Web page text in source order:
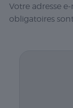
Votre adresse
obligatoires